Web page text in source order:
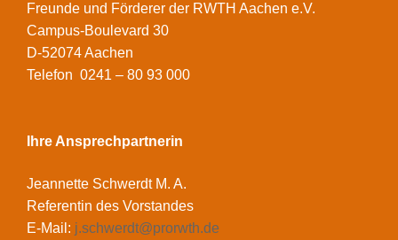
Freunde und Förderer der RWTH Aachen e.V.
Campus-Boulevard 30
D-52074 Aachen
Telefon 0241 – 80 93 000
Ihre Ansprechpartnerin
Jeannette Schwerdt M. A.
Referentin des Vorstandes
E-Mail: j.schwerdt@prorwth.de